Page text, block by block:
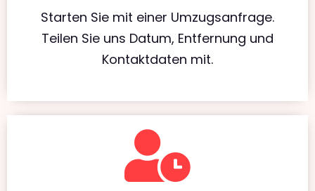
Starten Sie mit einer Umzugsanfrage.
Teilen Sie uns Datum, Entfernung und
Kontaktdaten mit.